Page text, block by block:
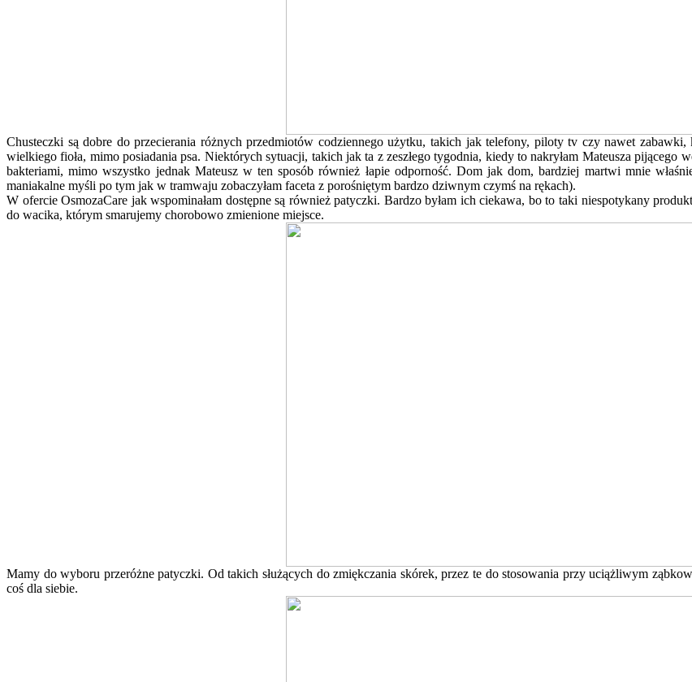
Chusteczki są dobre do przecierania różnych przedmiotów codziennego użytku, takich jak telefony, piloty tv czy nawet
wielkiego fioła, mimo posiadania psa. Niektórych sytuacji, takich jak ta z zeszłego tygodnia, kiedy to nakryłam Mateusza
bakteriami, mimo wszystko jednak Mateusz w ten sposób również łapie odporność. Dom jak dom, bardziej martwi mnie
maniakalne myśli po tym jak w tramwaju zobaczyłam faceta z porośniętym bardzo dziwnym czymś na rękach).
W ofercie OsmozaCare jak wspominałam dostępne są również patyczki. Bardzo byłam ich ciekawa, bo to taki niespotykany
do wacika, którym smarujemy chorobowo zmienione miejsce.
Mamy do wyboru przeróżne patyczki. Od takich służących do zmiękczania skórek, przez te do stosowania przy uciążliwym
coś dla siebie.